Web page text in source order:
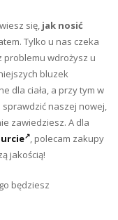
się, jak nosić
Tylko u nas czeka
problemu wdrożysz u
bluzek
dla ciała, a przy tym w
sprawdzić naszej nowej,
zawiedziesz. A dla
, polecam zakupy
jakością!
będziesz